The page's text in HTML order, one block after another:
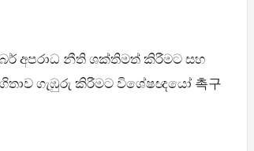
අපරාධ නීති ශක්තිමත් කිරීමට සහ
ගැඹුරු කිරීමට විශේෂඥයෝ 촉구